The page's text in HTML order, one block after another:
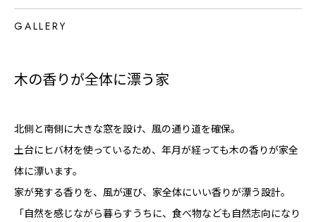
GALLERY
木の香りが全体に漂う家
北側と南側に大きな窓を設け、風の通り道を確保。
土台にヒバ材を使っているため、年月が経っても木の香りが家全
体に漂います。
家が発する香りを、風が運び、家全体にいい香りが漂う設計。
「自然を感じながら暮らすうちに、食べ物なども自然志向になり